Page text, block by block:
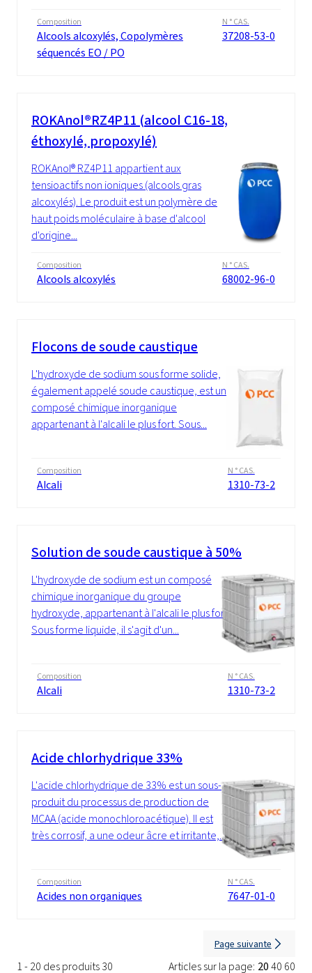
Composition
Alcools alcoxylés, Copolymères
séquencés EO / PO
N ° CAS.
37208-53-0
ROKAnol®RZ4P11 (alcool C16-18,
éthoxylé, propoxylé)
ROKAnol® RZ4P11 appartient aux
tensioactifs non ioniques (alcools gras
alcoxylés). Le produit est un polymère de
haut poids moléculaire à base d'alcool
d'origine...
Composition
Alcools alcoxylés
N ° CAS.
68002-96-0
Flocons de soude caustique
L'hydroxyde de sodium sous forme solide,
également appelé soude caustique, est un
composé chimique inorganique
appartenant à l'alcali le plus fort. Sous...
Composition
Alcali
N ° CAS.
1310-73-2
Solution de soude caustique à 50%
L'hydroxyde de sodium est un composé
chimique inorganique du groupe
hydroxyde, appartenant à l'alcali le plus fort.
Sous forme liquide, il s'agit d'un...
Composition
Alcali
N ° CAS.
1310-73-2
Acide chlorhydrique 33%
L'acide chlorhydrique de 33% est un sous-
produit du processus de production de
MCAA (acide monochloroacétique). Il est
très corrosif, a une odeur âcre et irritante,...
Composition
Acides non organiques
N ° CAS.
7647-01-0
1 - 20 des produits 30 Articles sur la page: 2040 60
Page suivante